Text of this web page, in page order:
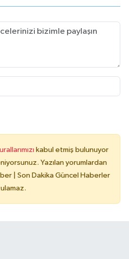
kabul etmiş bulunuyor
Yazılan yorumlardan
| Son Dakika Güncel Haberler